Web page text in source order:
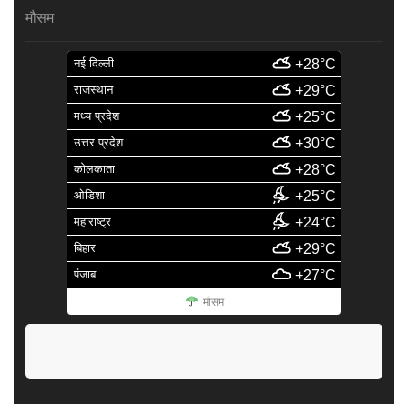
मौसम
नई दिल्ली +28°C
राजस्थान +29°C
मध्य प्रदेश +25°C
उत्तर प्रदेश +30°C
कोलकाता +28°C
ओडिशा +25°C
महाराष्ट्र +24°C
बिहार +29°C
पंजाब +27°C
मौसम